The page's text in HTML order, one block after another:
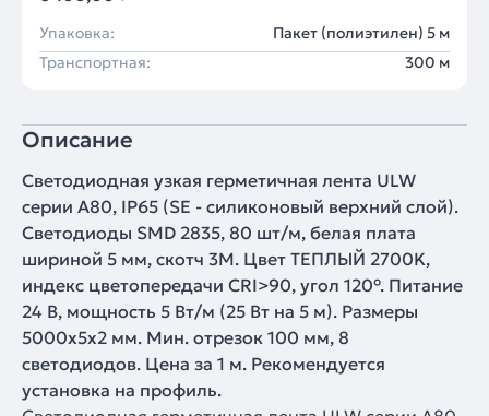
Упаковка:
Пакет (полиэтилен) 5 м
Транспортная:
300 м
Описание
Светодиодная узкая герметичная лента ULW
серии A80, IP65 (SE - силиконовый верхний слой).
Светодиоды SMD 2835, 80 шт/м, белая плата
шириной 5 мм, скотч 3M. Цвет ТЕПЛЫЙ 2700K,
индекс цветопередачи CRI>90, угол 120°. Питание
24 В, мощность 5 Вт/м (25 Вт на 5 м). Размеры
5000х5х2 мм. Мин. отрезок 100 мм, 8
светодиодов. Цена за 1 м. Рекомендуется
установка на профиль.